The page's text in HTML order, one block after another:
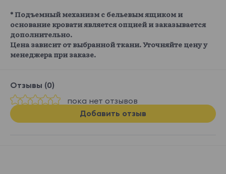
* Подъемный механизм с бельевым ящиком и
основание кровати является опцией и заказывается
дополнительно.
Цена зависит от выбранной ткани. Уточняйте цену у
менеджера при заказе.
Отзывы (0)
пока нет отзывов
Добавить отзыв